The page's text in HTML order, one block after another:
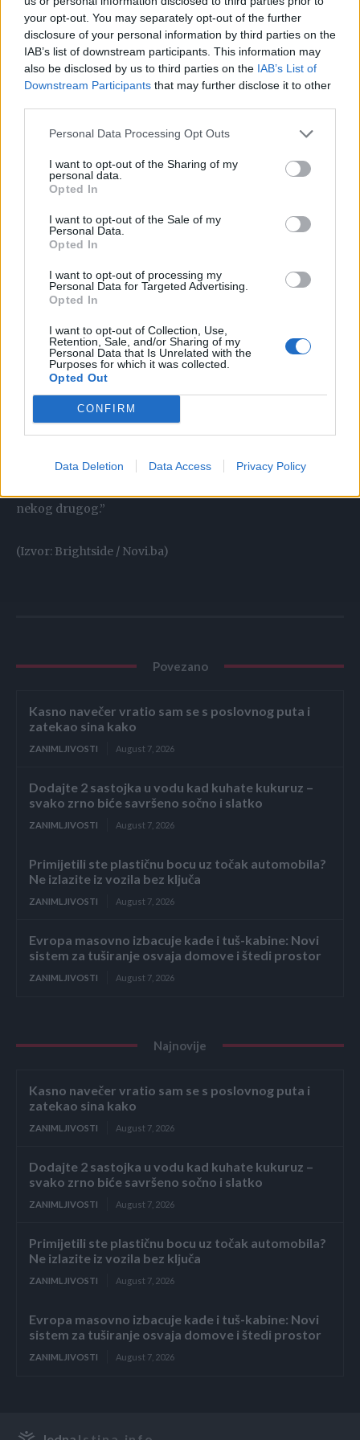
your opt-out. You may separately opt-out of the further
disclosure of your personal information by third parties on the
IAB’s list of downstream participants. This information may
also be disclosed by us to third parties on the IAB’s List of
Downstream Participants that may further disclose it to other
Personal Data Processing Opt Outs
I want to opt-out of the Sharing of my
personal data.
Opted In
I want to opt-out of the Sale of my
Personal Data.
Opted In
I want to opt-out of processing my
Personal Data for Targeted Advertising.
Opted In
I want to opt-out of Collection, Use,
Retention, Sale, and/or Sharing of my
Personal Data that Is Unrelated with the
Purposes for which it was collected.
Opted Out
CONFIRM
Data Deletion Data Access Privacy Policy
Ušla sam i ukočila se — sestra je sjedila nasred dnevne
sobe, okružena kutijama, mašnama i desetinama sitnih
dječijih odjevnih komada!
konačno izgubila razum. A onda je podigla pogled, oči su
joj bile pune suza, ali se smiješila. „Iznenađenje“, šapnula je.
Ispostavilo se da je posljednjih nekoliko mjeseci
koja je upravo izgubila roditelje u nesreći — na isti način
kao i mi nekad. Sestra mi nije htjela ništa reći dok ne bude
sigurna da će usvajanje proći. „Trebala joj je kuća“, rekla je
drhtavim glasom. „I pomislila sam… možda mogu da joj
U tom trenutku, djevojčica je provirila iza kauča, držeći
plišanog medu. Grlo mi se stegnulo. Moja sestra je ponovo
potrošila svoju ušteđevinu, svoje vrijeme, svoju ljubav —
sve to — da još jednom nekom djetetu podari porodicu.
Zagrlila sam je i zaplakala, shvativši da nije nestala zato što
nekog drugog.”
(Izvor: Brightside / Novi.ba)
Povezano
Kasno navečer vratio sam se s poslovnog puta i
zatekao sina kako
ZANIMLJIVOSTI August 7, 2026
Dodajte 2 sastojka u vodu kad kuhate kukuruz –
svako zrno biće savršeno sočno i slatko
ZANIMLJIVOSTI August 7, 2026
Primijetili ste plastičnu bocu uz točak automobila?
Ne izlazite iz vozila bez ključa
ZANIMLJIVOSTI August 7, 2026
Evropa masovno izbacuje kade i tuš-kabine: Novi
sistem za tuširanje osvaja domove i štedi prostor
ZANIMLJIVOSTI August 7, 2026
Najnovije
Kasno navečer vratio sam se s poslovnog puta i
zatekao sina kako
ZANIMLJIVOSTI August 7, 2026
Dodajte 2 sastojka u vodu kad kuhate kukuruz –
svako zrno biće savršeno sočno i slatko
ZANIMLJIVOSTI August 7, 2026
Primijetili ste plastičnu bocu uz točak automobila?
Ne izlazite iz vozila bez ključa
ZANIMLJIVOSTI August 7, 2026
Evropa masovno izbacuje kade i tuš-kabine: Novi
sistem za tuširanje osvaja domove i štedi prostor
ZANIMLJIVOSTI August 7, 2026